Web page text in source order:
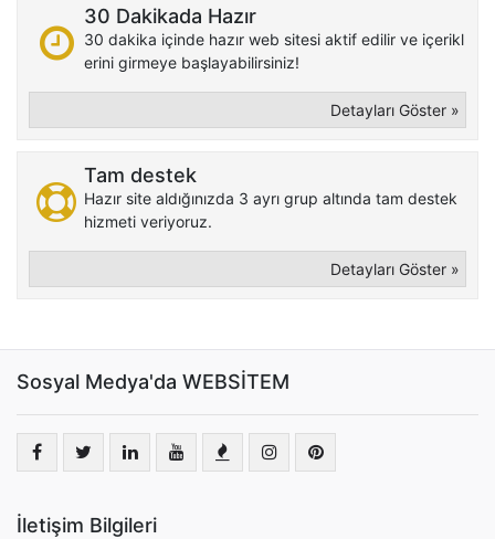
30 Dakikada Hazır
30 dakika içinde hazır web sitesi aktif edilir ve içerikl
erini girmeye başlayabilirsiniz!
Detayları Göster »
Tam destek
Hazır site aldığınızda 3 ayrı grup altında tam destek
hizmeti veriyoruz.
Detayları Göster »
Sosyal Medya'da WEBSİTEM
İletişim Bilgileri